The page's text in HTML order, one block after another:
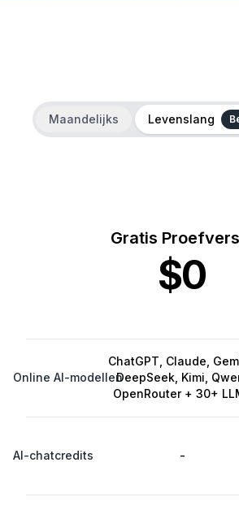
Maandelijks Levenslang
Gratis
$0
Online AI-modellen
ChatGPT, Claude,
DeepSeek, Kimi,
OpenRouter + 30+
AI-chatcredits -